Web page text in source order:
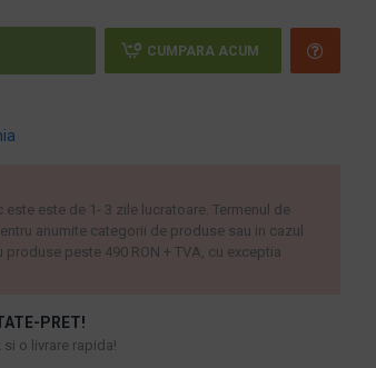
CUMPARA ACUM
PRET!
o livrare rapida!
este de 1- 3 zile lucratoare. Termenul de
anumite categorii de produse sau in cazul
peste 490 RON + TVA, cu exceptia